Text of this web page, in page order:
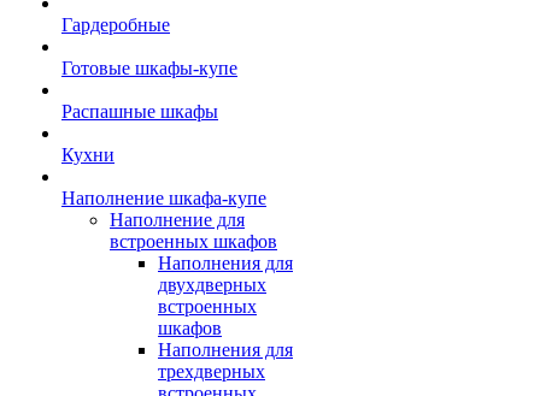
Гардеробные
Готовые шкафы-купе
Распашные шкафы
Кухни
Наполнение шкафа-купе
Наполнение для
встроенных шкафов
Наполнения для
двухдверных
встроенных
шкафов
Наполнения для
трехдверных